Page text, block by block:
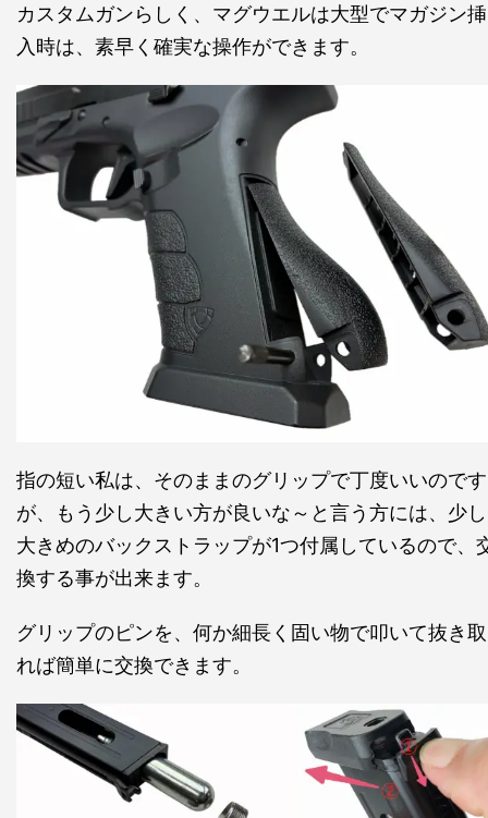
カスタムガンらしく、マグウエルは大型でマガジン挿
入時は、素早く確実な操作ができます。
指の短い私は、そのままのグリップで丁度いいのです
が、もう少し大きい方が良いな～と言う方には、少し
大きめのバックストラップが1つ付属しているので、
換する事が出来ます。
グリップのピンを、何か細長く固い物で叩いて抜き取
れば簡単に交換できます。